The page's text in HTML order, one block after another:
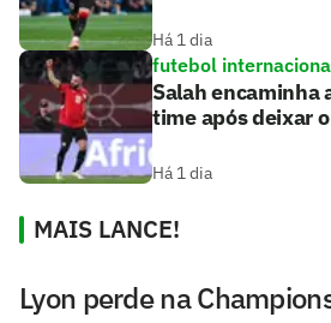
Há 1 dia
futebol
Salah encaminha
time após deixar
Há 1 dia
MAIS LANCE!
Lyon perde na